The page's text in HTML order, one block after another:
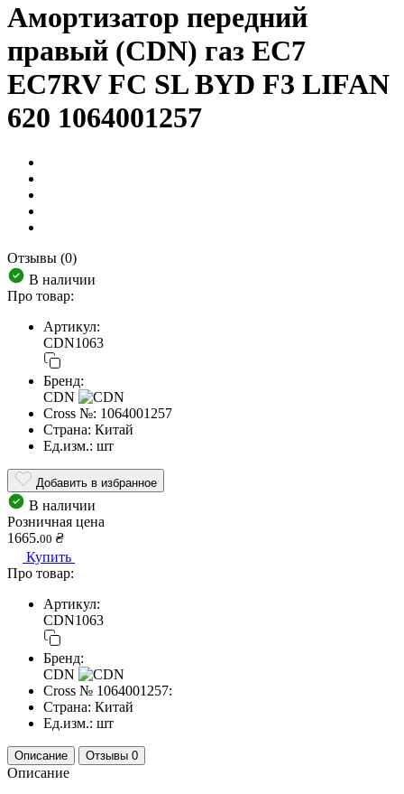
Амортизатор передний
правый (CDN) газ EC7
EC7RV FC SL BYD F3 LIFAN
620 1064001257
Отзывы (0)
В наличии
Про товар:
Артикул:
CDN1063
Бренд:
CDN
Cross №: 1064001257
Страна: Китай
Ед.изм.: шт
Добавить в избранное
В наличии
Розничная цена
1665.00 ₴
Купить
Про товар:
Артикул:
CDN1063
Бренд:
CDN
Cross № 1064001257:
Страна: Китай
Ед.изм.: шт
Описание Отзывы 0
Описание